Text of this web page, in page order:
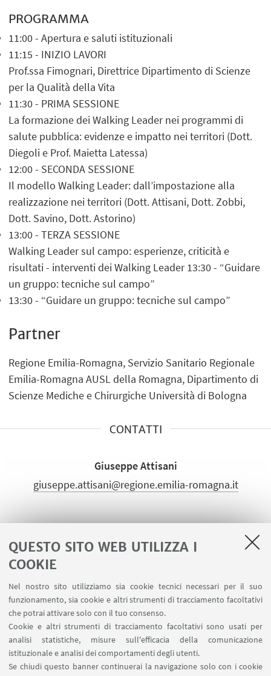
QUESTO SITO WEB UTILIZZA I
COOKIE
Nel nostro sito utilizziamo sia cookie tecnici necessari per il suo
funzionamento, sia cookie e altri strumenti di tracciamento facoltativi
che potrai attivare solo con il tuo consenso.
Cookie e altri strumenti di tracciamento facoltativi sono usati per
analisi statistiche, misure sull'efficacia della comunicazione
istituzionale e analisi dei comportamenti degli utenti.
Se chiudi questo banner continuerai la navigazione solo con i cookie
PROGRAMMA
11:00 - Apertura e saluti istituzionali
11:15 - INIZIO LAVORI
Prof.ssa Fimognari, Direttrice Dipartimento di Scienze
per la Qualità della Vita
11:30 - PRIMA SESSIONE
La formazione dei Walking Leader nei programmi di
salute pubblica: evidenze e impatto nei territori (Dott.
Diegoli e Prof. Maietta Latessa)
12:00 - SECONDA SESSIONE
Il modello Walking Leader: dall’impostazione alla
realizzazione nei territori (Dott. Attisani, Dott. Zobbi,
Dott. Savino, Dott. Astorino)
13:00 - TERZA SESSIONE
Walking Leader sul campo: esperienze, criticità e
risultati - interventi dei Walking Leader 13:30 - “Guidare
un gruppo: tecniche sul campo”
13:30 - “Guidare un gruppo: tecniche sul campo”
Partner
Regione Emilia-Romagna, Servizio Sanitario Regionale
Emilia-Romagna AUSL della Romagna, Dipartimento di
Scienze Mediche e Chirurgiche Università di Bologna
CONTATTI
Giuseppe Attisani
giuseppe.attisani@regione.emilia-romagna.it
Locandina Convegno - L’esperienza dei walking
LINK UTILI
Area riservata